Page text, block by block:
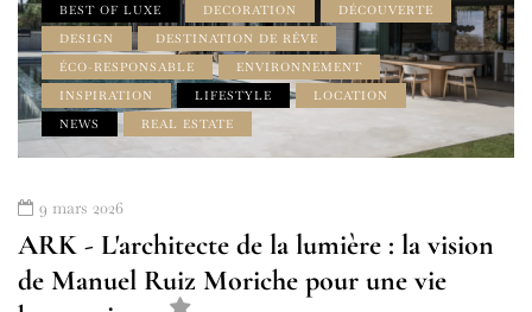
BEST OF LUXE
DECORATION
DÉCOUVERTE
DESIGN
DESTINATION DE RÊVE
ÉCO-RESPONSABLE
ENVIRONNEMENT
INSPIRATION
LIFESTYLE
LOCATION
NEWS
REAL ESTATE
9 mars 2026
ARK - L'architecte de la lumière : la vision
de Manuel Ruiz Moriche pour une vie